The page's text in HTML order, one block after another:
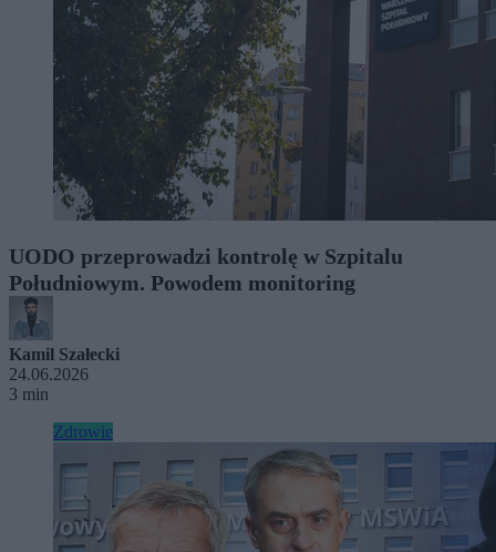
UODO przeprowadzi kontrolę w Szpitalu
Południowym. Powodem monitoring
Kamil Szałecki
24.06.2026
3 min
Zdrowie